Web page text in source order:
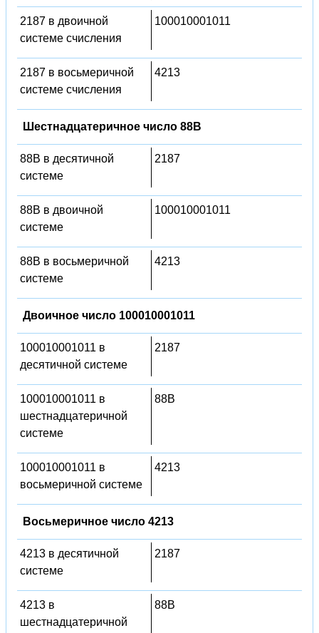
2187 в двоичной
системе счисления
100010001011
2187 в восьмеричной
системе счисления
4213
Шестнадцатеричное число 88B
88B в десятичной
системе
2187
88B в двоичной
системе
100010001011
88B в восьмеричной
системе
4213
Двоичное число 100010001011
100010001011 в
десятичной системе
2187
100010001011 в
шестнадцатеричной
системе
88B
100010001011 в
восьмеричной системе
4213
Восьмеричное число 4213
4213 в десятичной
системе
2187
4213 в
шестнадцатеричной
88B